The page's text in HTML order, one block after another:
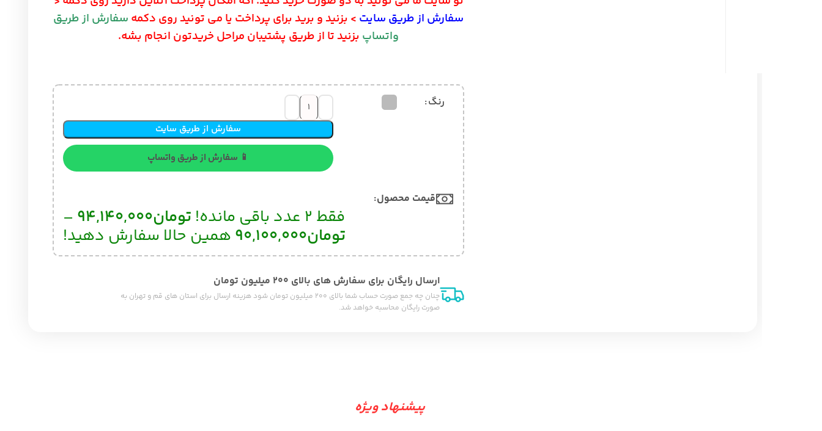
سفارش از طریق سایت> بزنید و برید برای پرداخت یا می تونید روی دکمهسفارش از طریق
بزنید تا از طریق پشتیبان مراحل خریدتون انجام بشه.
سفارش از طریق سایت
📱 سفارش از طریق واتساپ
قیمت محصول:​
تومان94,140,000
–
90,100,000همین حالا سفارش دهید!
ارسال رایگان برای سفارش های بالای 200 میلیون تومان
چنان چه جمع صورت حساب شما بالای 200 میلیون تومان شود هزینه ارسال برای استان های قم و تهران به
صورت رایگان محاسبه خواهد شد.
پیشنهاد ویژه